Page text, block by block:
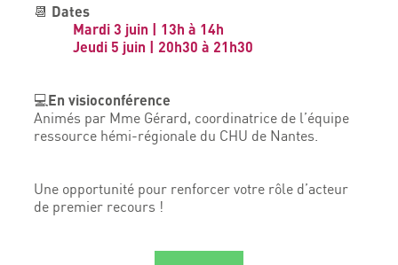
📆 Dates
Mardi 3 juin | 13h à 14h
Jeudi 5 juin | 20h30 à 21h30
💻En visioconférence
Animés par Mme Gérard, coordinatrice de l’équipe
ressource hémi-régionale du CHU de Nantes.
Une opportunité pour renforcer votre rôle d’acteur
de premier recours !